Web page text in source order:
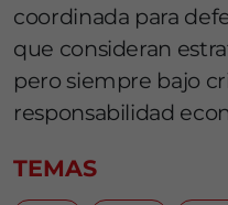
coordinada para
que consideran
pero siempre bajo
responsabilidad
TEMAS